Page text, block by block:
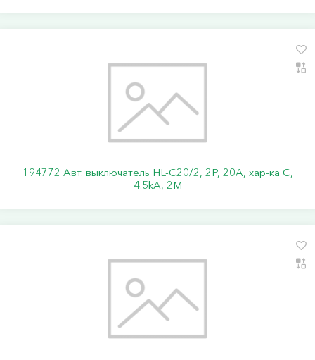
194772 Авт. выключатель HL-C20/2, 2P, 20A, хар-ка C,
4.5kA, 2M